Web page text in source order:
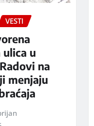
VESTI
u
na
menjaju